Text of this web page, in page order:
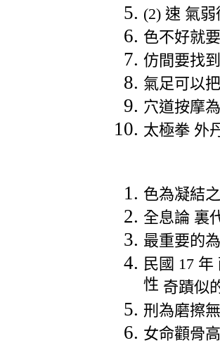
(2) 速 氣弱
色不好就
仿間要找
氣足可以
穴道按摩
太極拳 外
色為凝結
全息論 裏
最重要的
民國 17 年
性 奇蹟似
刑為磨擦
女命顴骨